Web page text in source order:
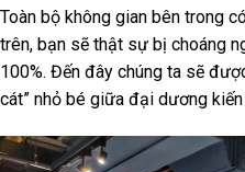
Toàn bộ không gian bên trong
trên, bạn sẽ thật sự bị choáng
100%. Đến đây chúng ta sẽ
cát” nhỏ bé giữa đại dương